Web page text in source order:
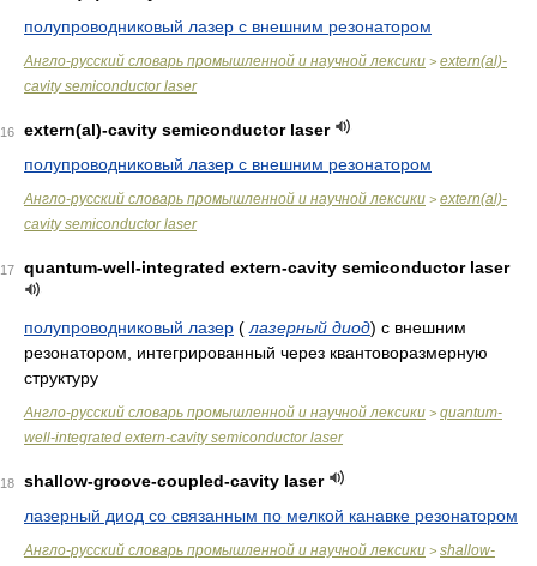
полупроводниковый лазер с внешним резонатором
Англо-русский словарь промышленной и научной лексики > extern(al)-
cavity semiconductor laser
16
extern(al)-cavity semiconductor laser
полупроводниковый лазер с внешним резонатором
Англо-русский словарь промышленной и научной лексики > extern(al)-
cavity semiconductor laser
17 quantum-well-integrated extern-cavity semiconductor laser
полупроводниковый лазер ( лазерный диод) с внешним
резонатором, интегрированный через квантоворазмерную
структуру
Англо-русский словарь промышленной и научной лексики > quantum-
well-integrated extern-cavity semiconductor laser
18
shallow-groove-coupled-cavity laser
лазерный диод со связанным по мелкой канавке резонатором
Англо-русский словарь промышленной и научной лексики > shallow-